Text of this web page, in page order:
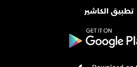
تطبيق الكاشير